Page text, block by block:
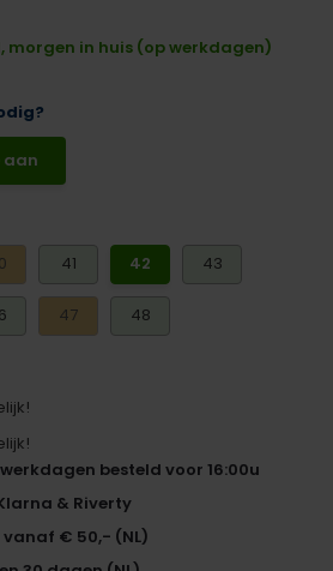
morgen in huis (op werkdagen)
aan
41 42 43
47 48
besteld voor 16:00u
& Riverty
vanaf € 50,- (NL)